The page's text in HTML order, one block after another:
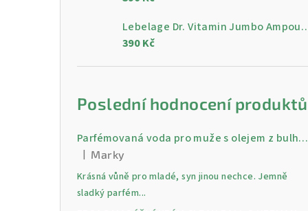
Lebelage Dr. Vitamin
390 Kč
Poslední hodnocení produktů
Parfémovaná voda pro muže s olejem z bulharské růži Gold 30 ml
Hodnocení produktu je 5 z 5 hvězdiček.
Marky
Krásná vůně pro mladé, syn jinou nechce. Jemně
sladký parfém...